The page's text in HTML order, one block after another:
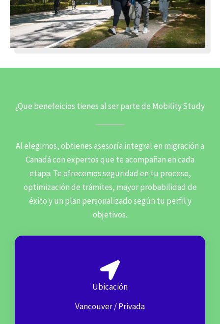
¿Que benefeicios tienes al ser parte de Mobility.Study
Al elegirnos, obtienes asesoría integral en migración a
Canadá con expertos que te acompañan en cada
etapa. Te ofrecemos seguridad en tu proceso,
optimización de trámites, mayor probabilidad de
éxito y un plan personalizado según tu perfil y
objetivos.
Ubicación
Vancouver / Privada